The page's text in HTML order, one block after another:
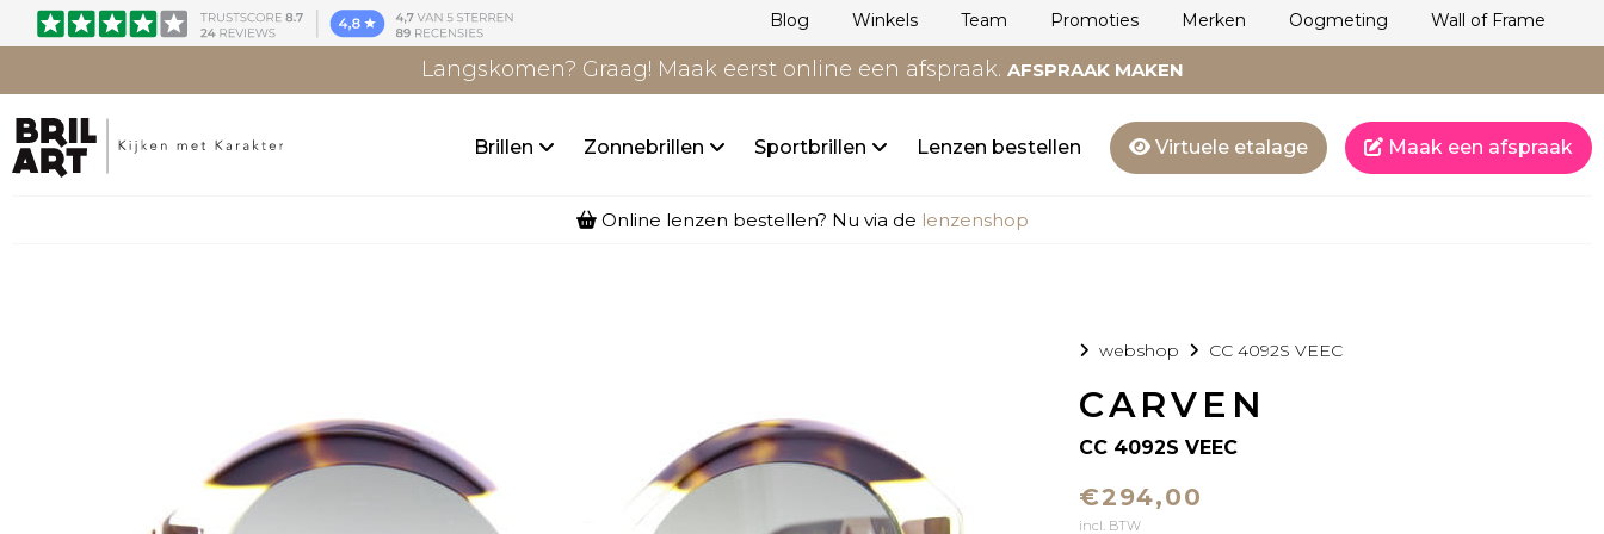
Blog Winkels Team Promoties Merken Oogmeting Wall of Frame
Langskomen? Graag! Maak eerst online een afspraak. AFSPRAAK MAKEN
Brillen Zonnebrillen Sportbrillen Lenzen bestellen Virtuele etalage Maak een afspraak
Online lenzen bestellen? Nu via de lenzenshop
webshop CC 4092S VEEC
CARVEN
CC 4092S VEEC
€294,00
incl. BTW